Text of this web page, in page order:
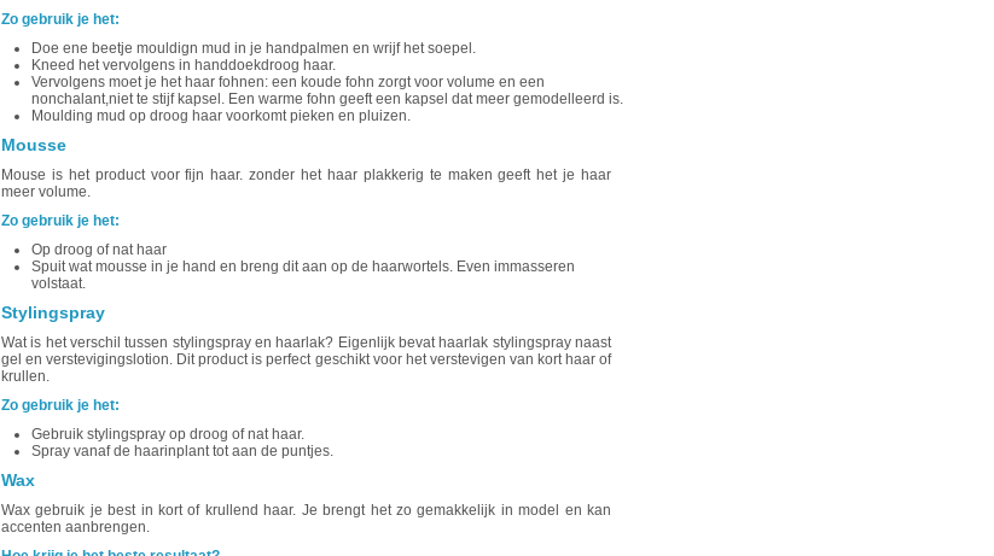
Zo gebruik je het:
Doe ene beetje mouldign mud in je handpalmen en wrijf het soepel.
Kneed het vervolgens in handdoekdroog haar.
Vervolgens moet je het haar fohnen: een koude fohn zorgt voor volume en een
nonchalant,niet te stijf kapsel. Een warme fohn geeft een kapsel dat meer gemodelleerd is.
Moulding mud op droog haar voorkomt pieken en pluizen.
Mousse
Mouse is het product voor fijn haar. zonder het haar plakkerig te maken geeft het je haar
meer volume.
Zo gebruik je het:
Op droog of nat haar
Spuit wat mousse in je hand en breng dit aan op de haarwortels. Even immasseren
volstaat.
Stylingspray
Wat is het verschil tussen stylingspray en haarlak? Eigenlijk bevat haarlak stylingspray naast
gel en verstevigingslotion. Dit product is perfect geschikt voor het verstevigen van kort haar of
krullen.
Zo gebruik je het:
Gebruik stylingspray op droog of nat haar.
Spray vanaf de haarinplant tot aan de puntjes.
Wax
Wax gebruik je best in kort of krullend haar. Je brengt het zo gemakkelijk in model en kan
accenten aanbrengen.